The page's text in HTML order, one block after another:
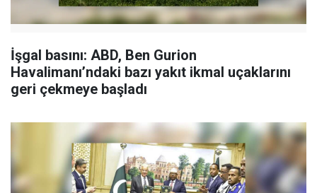
İşgal basını: ABD, Ben Gurion
Havalimanı’ndaki bazı yakıt ikmal uçaklarını
geri çekmeye başladı